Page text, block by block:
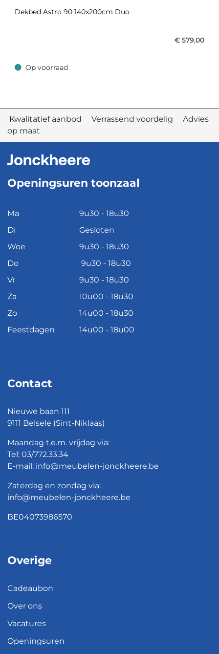
Dekbed Astro 90 140x200cm Duo
€ 579,00
Op voorraad
Op voorraad
Kwalitatief aanbod Verrassend voordelig Advies
op maat
Openingsuren toonzaal
Ma
9u30 - 18u30
Di
Gesloten
Woe
9u30 - 18u30
Do
9u30 - 18u30
Vr
9u30 - 18u30
Za
10u00 - 18u30
Zo
14u00 - 18u30
Feestdagen
14u00 - 18u00
Contact
Nieuwe baan 111
9111 Belsele (Sint-Niklaas)
Maandag t.e.m. vrijdag via:
Tel: 03/772.33.34
E-mail: info@meubelen-jonckheere.be
Zaterdag en zondag via:
info@meubelen-jonckheere.be
BE04073986570
Overige
Cadeaubon
Over ons
Vacatures
Openingsuren